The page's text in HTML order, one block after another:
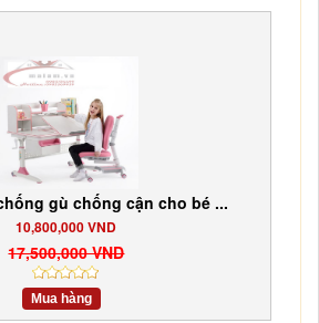
gù chống cận cho bé ...
10,800,000 VND
17,500,000 VND
Mua hàng